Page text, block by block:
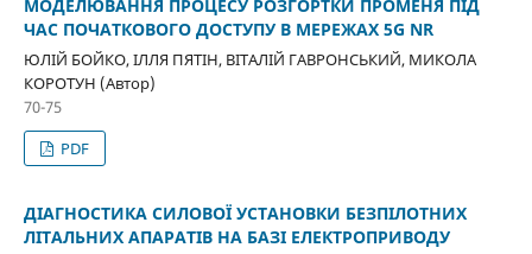
МОДЕЛЮВАННЯ ПРОЦЕСУ РОЗГОРТКИ ПРОМЕНЯ ПІД
ЧАС ПОЧАТКОВОГО ДОСТУПУ В МЕРЕЖАХ 5G NR
ЮЛІЙ БОЙКО, ІЛЛЯ ПЯТІН, ВІТАЛІЙ ГАВРОНСЬКИЙ, МИКОЛА
КОРОТУН (Автор)
70-75
PDF
ДІАГНОСТИКА СИЛОВОЇ УСТАНОВКИ БЕЗПІЛОТНИХ
ЛІТАЛЬНИХ АПАРАТІВ НА БАЗІ ЕЛЕКТРОПРИВОДУ